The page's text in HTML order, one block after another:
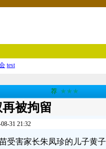
test
荐 ★★★
被拘留
31 21:32
受害家长朱凤珍的儿子黄子